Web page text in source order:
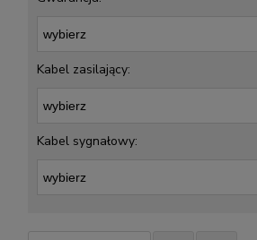
Kabel zasilający:
Kabel sygnałowy: